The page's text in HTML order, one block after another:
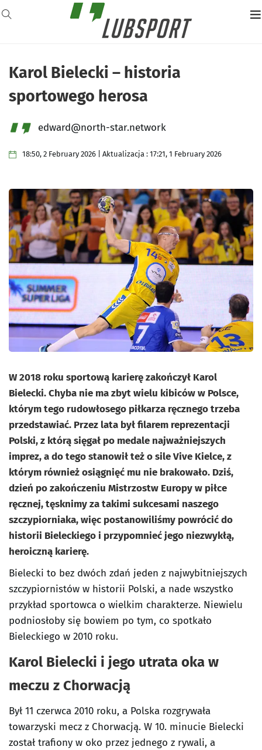
Karol Bielecki – historia
sportowego herosa
edward@north-star.network
18:50, 2 February 2026 | Aktualizacja : 17:21, 1 February 2026
W 2018 roku sportową karierę zakończył Karol
Bielecki. Chyba nie ma zbyt wielu kibiców w Polsce,
którym tego rudowłosego piłkarza ręcznego trzeba
przedstawiać. Przez lata był filarem reprezentacji
Polski, z którą sięgał po medale najważniejszych
imprez, a do tego stanowił też o sile Vive Kielce, z
którym również osiągnięć mu nie brakowało. Dziś,
dzień po zakończeniu Mistrzostw Europy w piłce
ręcznej, tęsknimy za takimi sukcesami naszego
szczypiorniaka, więc postanowiliśmy powrócić do
historii Bieleckiego i przypomnieć jego niezwykłą,
heroiczną karierę.
Bielecki to bez dwóch zdań jeden z najwybitniejszych
szczypiornistów w historii Polski, a nade wszystko
przykład sportowca o wielkim charakterze. Niewielu
podniosłoby się bowiem po tym, co spotkało
Bieleckiego w 2010 roku.
Karol Bielecki i jego utrata oka w
meczu z Chorwacją
Był 11 czerwca 2010 roku, a Polska rozgrywała
towarzyski mecz z Chorwacją. W 10. minucie Bielecki
został trafiony w oko przez jednego z rywali, a